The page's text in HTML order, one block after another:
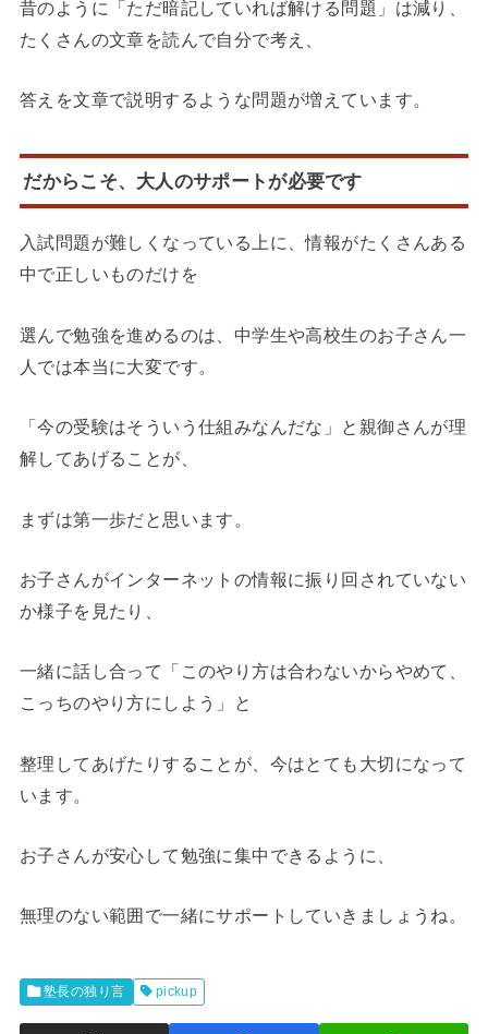
昔のように「ただ暗記していれば解ける問題」は減り、
たくさんの文章を読んで自分で考え、
答えを文章で説明するような問題が増えています。
だからこそ、大人のサポートが必要です
入試問題が難しくなっている上に、情報がたくさんある
中で正しいものだけを
選んで勉強を進めるのは、中学生や高校生のお子さん一
人では本当に大変です。
「今の受験はそういう仕組みなんだな」と親御さんが理
解してあげることが、
まずは第一歩だと思います。
お子さんがインターネットの情報に振り回されていない
か様子を見たり、
一緒に話し合って「このやり方は合わないからやめて、
こっちのやり方にしよう」と
整理してあげたりすることが、今はとても大切になって
います。
お子さんが安心して勉強に集中できるように、
無理のない範囲で一緒にサポートしていきましょうね。
塾長の独り言 pickup